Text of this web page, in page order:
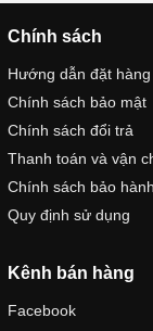
Chính sách
Hướng dẫn đặt hàng
Chính sách bảo mật
Chính sách đổi trả
Thanh toán và vận
Chính sách bảo hành
Quy định sử dụng
Kênh bán hàng
Facebook